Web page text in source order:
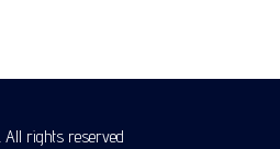
All rights reserved